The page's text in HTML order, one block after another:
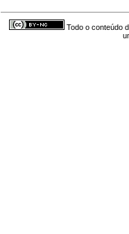
Todo o conteúdo